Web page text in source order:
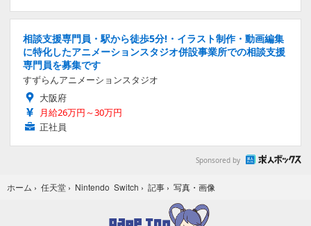
相談支援専門員・駅から徒歩5分!・イラスト制作・動画編集
に特化したアニメーションスタジオ併設事業所での相談支援
専門員を募集です
すずらんアニメーションスタジオ
大阪府
月給26万円～30万円
正社員
Sponsored by
ホーム › 任天堂 › Nintendo Switch › 記事 › 写真・画像